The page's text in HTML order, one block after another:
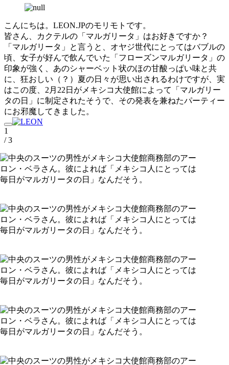
こんにちは。LEON.JPのモリモトです。
皆さん、カクテルの「マルガリータ」はお好きですか？
「マルガリータ」と言うと、オヤジ世代にとってはバブルの
頃、女子が好んで飲んでいた「フローズンマルガリータ」の
印象が強く、あのシャーベット状のほの甘酸っぱい味と共
に、狂おしい（？）夏の日々が思い出されるわけですが、実
はこの度、2月22日がメキシコ大使館によって「マルガリー
タの日」に制定されたそうで、その発表を兼ねたパーティー
にお邪魔してきました。
1
/ 3